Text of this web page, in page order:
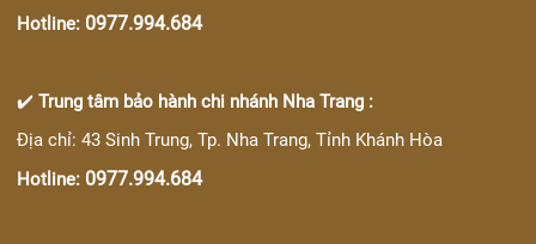
Hotline: 0977.994.684
✔️Trung tâm bảo hành chi nhánh Nha Trang :
Địa chỉ: 43 Sinh Trung, Tp. Nha Trang, Tỉnh Khánh Hòa
Hotline: 0977.994.684